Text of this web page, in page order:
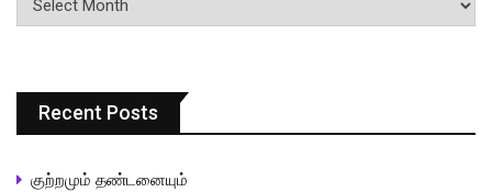
வரிசை
Recent Posts
குற்றமும் தண்டனையும்